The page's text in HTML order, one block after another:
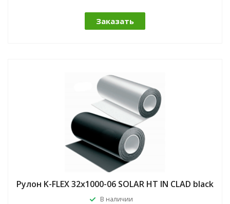
Заказать
Рулон K-FLEX 32x1000-06 SOLAR HT IN CLAD black
В наличии